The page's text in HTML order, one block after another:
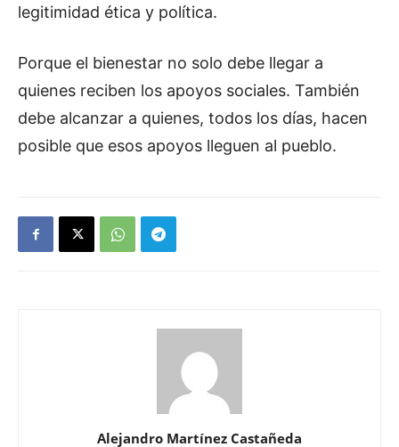
legitimidad ética y política.
Porque el bienestar no solo debe llegar a
quienes reciben los apoyos sociales. También
debe alcanzar a quienes, todos los días, hacen
posible que esos apoyos lleguen al pueblo.
Alejandro Martínez Castañeda